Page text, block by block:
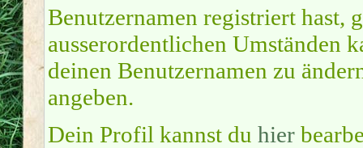
Benutzernamen registriert hast,
ausserordentlichen Umständen
deinen Benutzernamen zu
angeben.
Dein Profil kannst du hier